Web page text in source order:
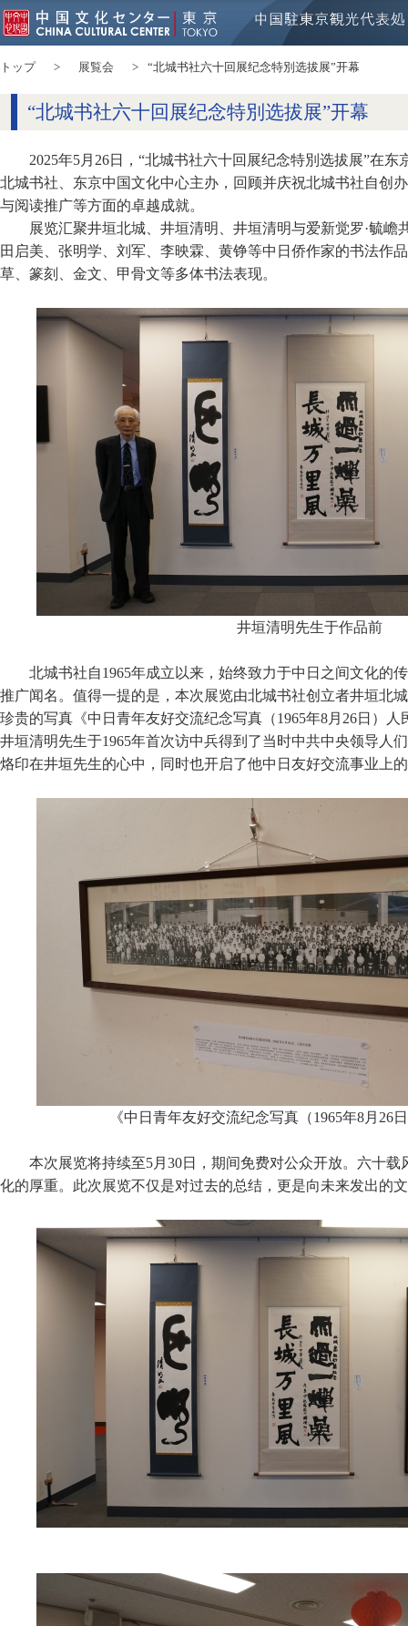
トップ 展覧会 “北城书社六十回展纪念特別选拔展”开幕
“北城书社六十回展纪念特別选拔展”开幕
2025年5月26日，“北城书社六十回展纪念特別选拔展”在
北城书社、东京中国文化中心主办，回顾并庆祝北城书社自创
与阅读推广等方面的卓越成就。
展览汇聚井垣北城、井垣清明、井垣清明与爱新觉罗·毓嶦
田启美、张明学、刘军、李映霖、黄铮等中日侨作家的书法作
草、篆刻、金文、甲骨文等多体书法表现。
井垣清明先生于作品前
北城书社自1965年成立以来，始终致力于中日之间文化的
推广闻名。值得一提的是，本次展览由北城书社创立者井垣北
珍贵的写真《中日青年友好交流纪念写真（1965年8月26日）
井垣清明先生于1965年首次访中兵得到了当时中共中央领导人
烙印在井垣先生的心中，同时也开启了他中日友好交流事业上
《中日青年友好交流纪念写真（1965年8月26
本次展览将持续至5月30日，期间免费对公众开放。六十
化的厚重。此次展览不仅是对过去的总结，更是向未来发出的